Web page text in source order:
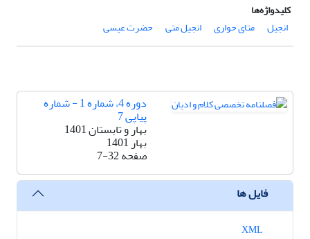
کلیدواژه‌ها
انجیل
متای حواری انجیل متی حضرت عیسی
دوره 4، شماره 1 - شماره
پیاپی 7
بهار و تابستان 1401
بهار 1401
صفحه7-32
فایل ها